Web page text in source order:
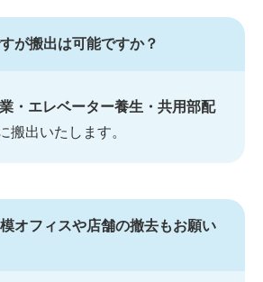
が搬出は可能ですか？
・エレベーター養生・共用部配
搬出いたします。
オフィスや店舗の撤去もお願い